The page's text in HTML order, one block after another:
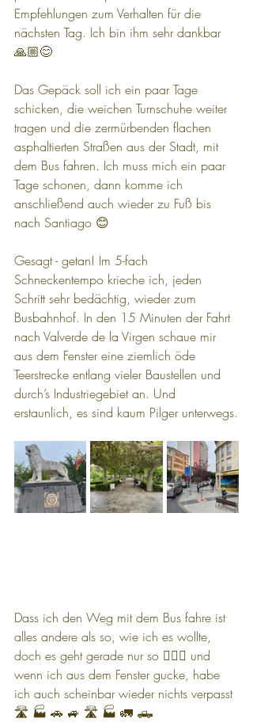
Empfehlungen zum Verhalten für die
nächsten Tag. Ich bin ihm sehr dankbar
🙏🏼😊
Das Gepäck soll ich ein paar Tage
schicken, die weichen Turnschuhe weiter
tragen und die zermürbenden flachen
asphaltierten Straßen aus der Stadt, mit
dem Bus fahren. Ich muss mich ein paar
Tage schonen, dann komme ich
anschließend auch wieder zu Fuß bis
nach Santiago 😊
Gesagt - getan! Im 5-fach
Schneckentempo krieche ich, jeden
Schritt sehr bedächtig, wieder zum
Busbahnhof. In den 15 Minuten der Fahrt
nach Valverde de la Virgen schaue mir
aus dem Fenster eine ziemlich öde
Teerstrecke entlang vieler Baustellen und
durch’s Industriegebiet an. Und
erstaunlich, es sind kaum Pilger unterwegs.
Dass ich den Weg mit dem Bus fahre ist
alles andere als so, wie ich es wollte,
doch es geht gerade nur so 🤷🏻‍♀️ und
wenn ich aus dem Fenster gucke, habe
ich auch scheinbar wieder nichts verpasst
🛣️ 🏭 🚗 🚙 🛣️ 🏭 🚛 🛻